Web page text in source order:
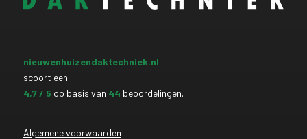
nieuwenhuizendaktechniek.nl
scoort een
4,7 / 5 op basis van 44 beoordelingen.
Algemene voorwaarden